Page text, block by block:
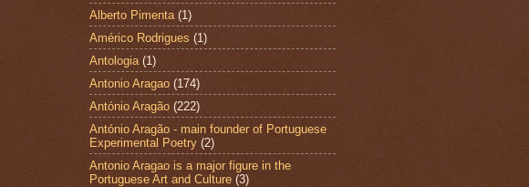
Alberto Pimenta (1)
Américo Rodrigues (1)
Antologia (1)
Antonio Aragao (174)
António Aragão (222)
António Aragão - main founder of Portuguese
Experimental Poetry (2)
Antonio Aragao is a major figure in the
Portuguese Art and Culture (3)